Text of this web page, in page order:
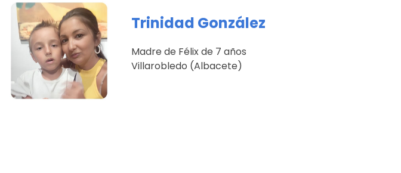
Trinidad González
Madre de Félixde 7 años
Villarobledo (Albacete)